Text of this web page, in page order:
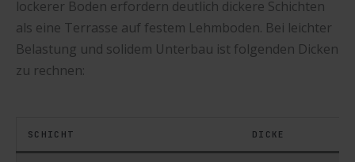
lockerer Boden erfordern deutlich dickere Schichten
als eine Terrasse auf festem Lehmboden. Bei leichter
Belastung und solidem Unterbau ist folgenden Dicken
zu rechnen:
SCHICHT DICKE